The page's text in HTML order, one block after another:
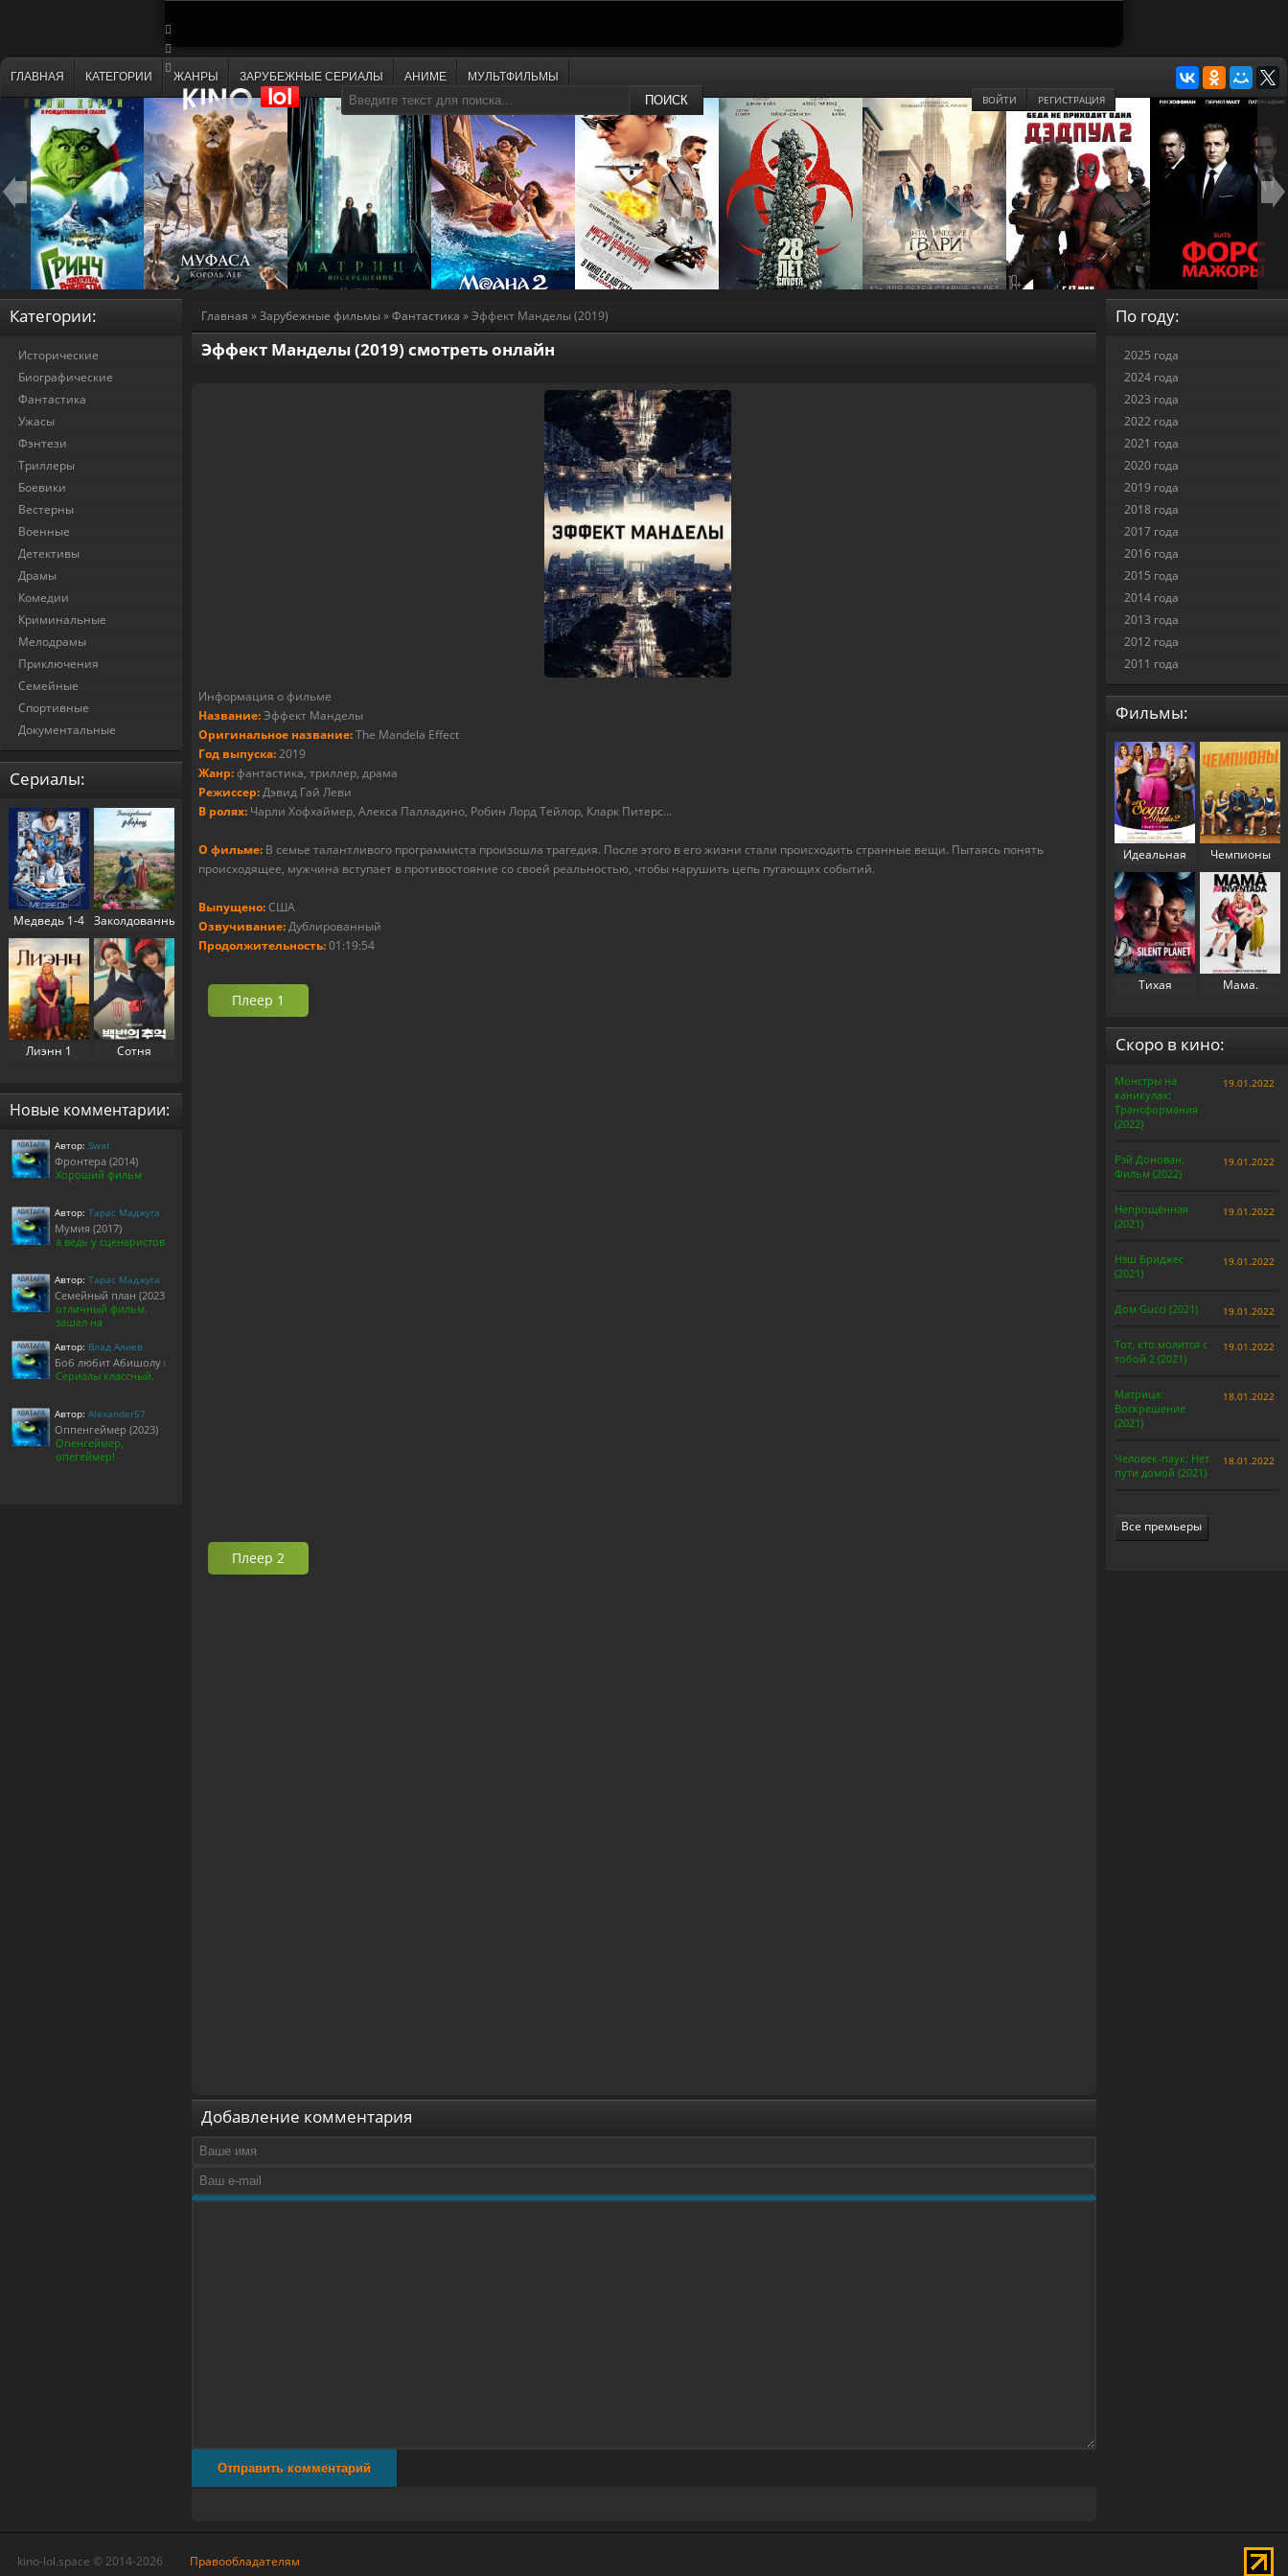
ПОИСК ВОЙТИ РЕГИСТРАЦИЯ
ГЛАВНАЯ КАТЕГОРИИ ЖАНРЫ ЗАРУБЕЖНЫЕ СЕРИАЛЫ АНИМЕ МУЛЬТФИЛЬМЫ
Главная »Зарубежные фильмы»Фантастика » Эффект Манделы (2019)
Эффект Манделы (2019) смотреть онлайн
Информация о фильме
Название:Эффект Манделы
Оригинальное название:The Mandela Effect
Год выпуска:2019
Жанр:фантастика, триллер, драма
Режиссер:Дэвид Гай Леви
В ролях: Чарли Хофхаймер, Алекса Палладино, Робин Лорд Тейлор, Кларк Питерс...
О фильме: В семье талантливого программиста произошла трагедия. После этого в его жизни стали происходить странные вещи. Пытаясь понять
происходящее, мужчина вступает в противостояние со своей реальностью, чтобы нарушить цепь пугающих событий.
Выпущено:США
Озвучивание:Дублированный
Продолжительность:01:19:54
Плеер 1
Плеер 2
Добавление комментария
Отправить комментарий
Категории:
Исторические
Биографические
Фантастика
Ужасы
Фэнтези
Триллеры
Боевики
Вестерны
Военные
Детективы
Драмы
Комедии
Криминальные
Мелодрамы
Приключения
Семейные
Спортивные
Документальные
Cериалы:
Медведь 1-4
сезон (2022-
2025)
Заколдованный
дворец 1
сезон (2025)
Лиэнн 1
Сотня
номера 100 1
Новые комментарии:
Автор: Swat
Фронтера (2014)
Хороший фильм
Автор: Тарас Маджуга
Мумия (2017)
а ведь у сценаристов
Автор: Тарас Маджуга
Семейный план (2023)
отличный фильм.
зашел на
Автор: Влад Алиев
Боб любит Абишолу (1-5 сезон)
Сериалы классный.
Автор: Alexander57
Оппенгеймер (2023)
Опенгеймер,
опегеймер!
По году:
2025 года
2024 года
2023 года
2022 года
2021 года
2020 года
2019 года
2018 года
2017 года
2016 года
2015 года
2014 года
2013 года
2012 года
2011 года
Фильмы:
Идеальная
свекровь 2
(2025)
Чемпионы
(2023)
Тихая
Мама.
Скоро в кино:
Монстры на
каникулах:
Трансформания
(2022)
19.01.2022
Рэй Донован:
Фильм (2022)
19.01.2022
Непрощённая
(2021)
19.01.2022
Нэш Бриджес
(2021)
19.01.2022
Дом Gucci (2021) 19.01.2022
Тот, кто молится с
тобой 2 (2021)
19.01.2022
Матрица:
Воскрешение
(2021)
18.01.2022
Человек-паук: Нет
пути домой (2021)
18.01.2022
Все премьеры
kino-lol.space © 2014-2026 Правообладателям